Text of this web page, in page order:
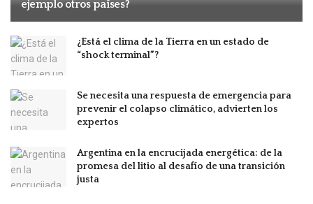
ejemplo otros países?
¿Está el clima de la Tierra en un estado de
“shock terminal”?
Se necesita una respuesta de emergencia para
prevenir el colapso climático, advierten los
expertos
Argentina en la encrucijada energética: de la
promesa del litio al desafío de una transición
justa